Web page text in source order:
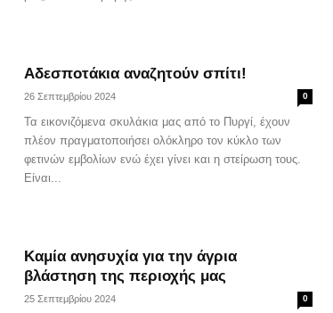
Αδεσποτάκια αναζητούν σπίτι!
26 Σεπτεμβρίου 2024 0
Τα εικονιζόμενα σκυλάκια μας από το Πυργί, έχουν
πλέον πραγματοποιήσει ολόκληρο τον κύκλο των
φετινών εμβολίων ενώ έχει γίνει και η στείρωση τους.
Είναι...
Καμία ανησυχία για την άγρια
βλάστηση της περιοχής μας
25 Σεπτεμβρίου 2024 0